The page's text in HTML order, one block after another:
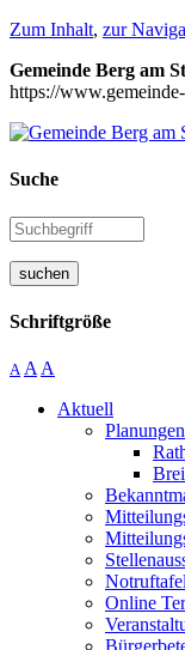
Zum Inhalt, zur
Gemeinde Berg am
https://
Suche
suchen
Schriftgröße
A A A
Aktuell
Notruftafel
Online